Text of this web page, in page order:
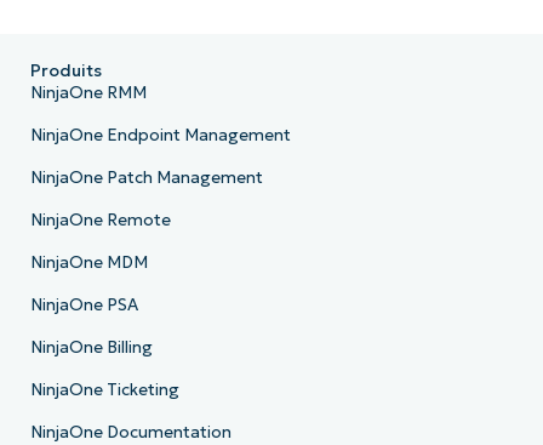
Produits
NinjaOne RMM
NinjaOne Endpoint Management
NinjaOne Patch Management
NinjaOne Remote
NinjaOne MDM
NinjaOne PSA
NinjaOne Billing
NinjaOne Ticketing
NinjaOne Documentation